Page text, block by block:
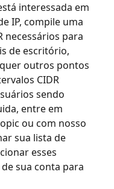
interessada em
IP, compile uma
necessários para
de escritório,
outros pontos
CIDR
sendo
entre em
ou com nosso
sua lista de
esses
sua conta para